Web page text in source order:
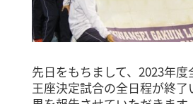
先日をもちまして、2023年
王座決定試合の全日程が終